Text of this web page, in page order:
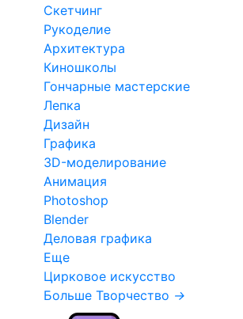
Скетчинг
Рукоделие
Архитектура
Киношколы
Гончарные мастерские
Лепка
Дизайн
Графика
3D-моделирование
Анимация
Photoshop
Blender
Деловая графика
Еще
Цирковое искусство
Больше Творчество →